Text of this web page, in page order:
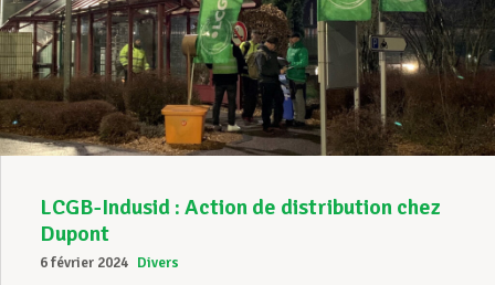
LCGB-Indusid : Action de distribution chez
Dupont
6 février 2024 Divers